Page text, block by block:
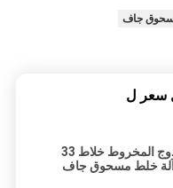
سعر ل
قرص عمودي مزدوج المخروط خلاط 33
آلة خلط مسحوق جاف